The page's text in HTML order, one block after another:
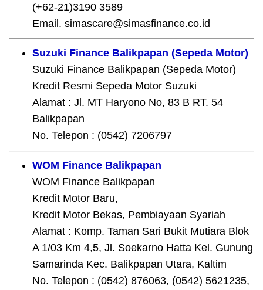
(+62-21)3190 3589
Email. simascare@simasfinance.co.id
Suzuki Finance Balikpapan (Sepeda Motor)
Suzuki Finance Balikpapan (Sepeda Motor)
Kredit Resmi Sepeda Motor Suzuki
Alamat : Jl. MT Haryono No, 83 B RT. 54
Balikpapan
No. Telepon : (0542) 7206797
WOM Finance Balikpapan
WOM Finance Balikpapan
Kredit Motor Baru,
Kredit Motor Bekas, Pembiayaan Syariah
Alamat : Komp. Taman Sari Bukit Mutiara Blok
A 1/03 Km 4,5, Jl. Soekarno Hatta Kel. Gunung
Samarinda Kec. Balikpapan Utara, Kaltim
No. Telepon : (0542) 876063, (0542) 5621235,